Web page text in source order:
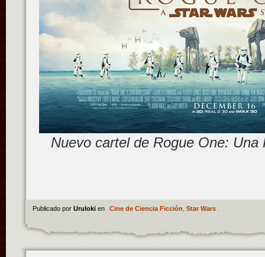
Nuevo cartel de Rogue One:
Publicado por Uruloki en Cine de Ciencia Ficción Star Wars.